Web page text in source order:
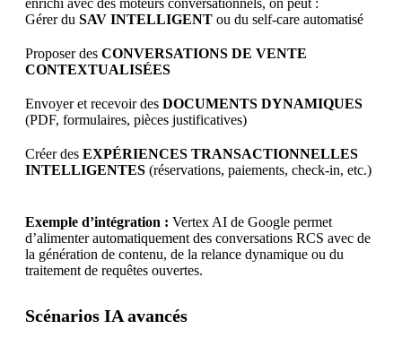
Gérer du SAV INTELLIGENT ou du self-care automatisé
Proposer des CONVERSATIONS DE VENTE
CONTEXTUALISÉES
Envoyer et recevoir des DOCUMENTS DYNAMIQUES
(PDF, formulaires, pièces justificatives)
Créer des EXPÉRIENCES TRANSACTIONNELLES
INTELLIGENTES (réservations, paiements, check-in, etc.)
Exemple d’intégration : Vertex AI de Google permet
d’alimenter automatiquement des conversations RCS avec de
la génération de contenu, de la relance dynamique ou du
traitement de requêtes ouvertes.
Scénarios IA avancés